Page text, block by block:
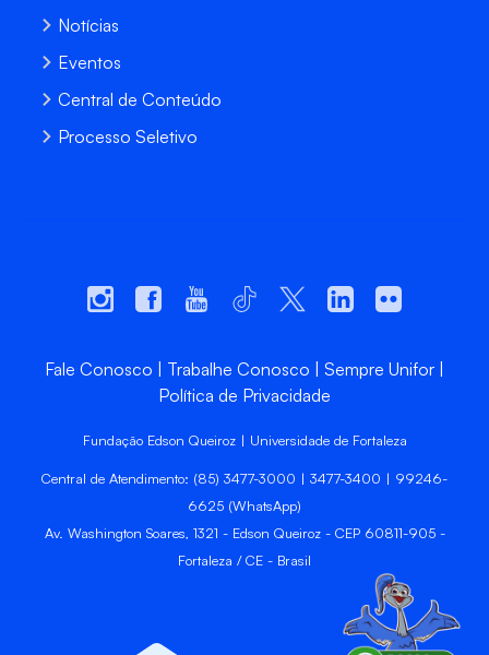
Notícias
Eventos
Central de Conteúdo
Processo Seletivo
Fale Conosco Trabalhe Conosco
Sempre Unifor
Política de Privacidade
Fundação Edson Queiroz | Universidade de Fortaleza
Central de Atendimento: (85) 3477-3000 | 3477-3400 | 99246-
6625 (WhatsApp)
Av. Washington Soares, 1321 - Edson Queiroz - CEP 60811-905 -
Fortaleza / CE - Brasil